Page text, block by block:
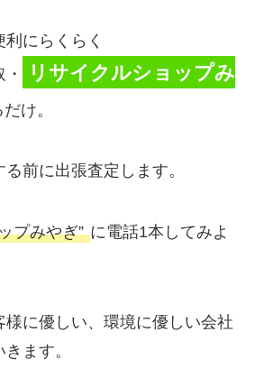
にらくらく
リサイクルショップみ
け。
る前に出張査定します。
プみやぎ”に電話1本してみよ
様に優しい、環境に優しい会社
ます。